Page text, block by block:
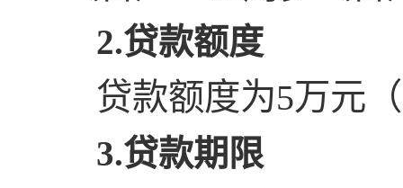
2.贷款额度
贷款额度为5万元
3.贷款期限